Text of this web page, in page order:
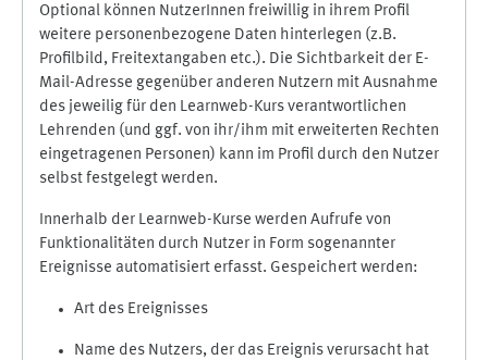
Optional können NutzerInnen freiwillig in ihrem Profil
weitere personenbezogene Daten hinterlegen (z.B.
Profilbild, Freitextangaben etc.). Die Sichtbarkeit der E-
Mail-Adresse gegenüber anderen Nutzern mit Ausnahme
des jeweilig für den Learnweb-Kurs verantwortlichen
Lehrenden (und ggf. von ihr/ihm mit erweiterten Rechten
eingetragenen Personen) kann im Profil durch den Nutzer
selbst festgelegt werden.
Innerhalb der Learnweb-Kurse werden Aufrufe von
Funktionalitäten durch Nutzer in Form sogenannter
Ereignisse automatisiert erfasst. Gespeichert werden:
Art des Ereignisses
Name des Nutzers, der das Ereignis verursacht hat